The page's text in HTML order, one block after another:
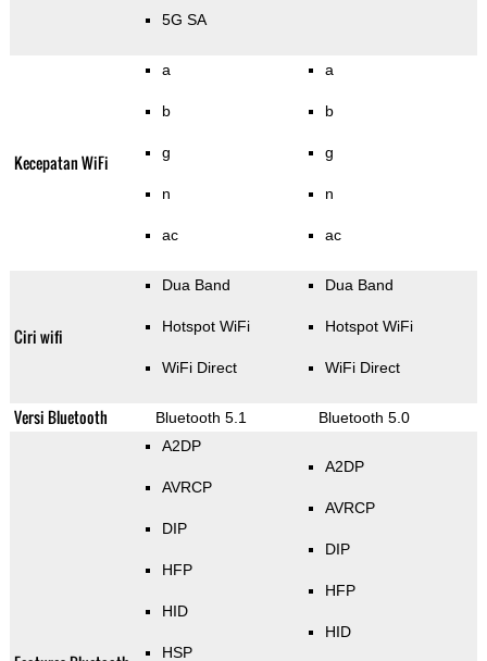
5G SA
Kecepatan WiFi
a
b
g
n
ac
a
b
g
n
ac
Ciri wifi
Dua Band
Hotspot WiFi
WiFi Direct
Dua Band
Hotspot WiFi
WiFi Direct
Versi Bluetooth Bluetooth 5.1 Bluetooth 5.0
A2DP
AVRCP
DIP
HFP
HID
HSP
A2DP
AVRCP
DIP
HFP
HID